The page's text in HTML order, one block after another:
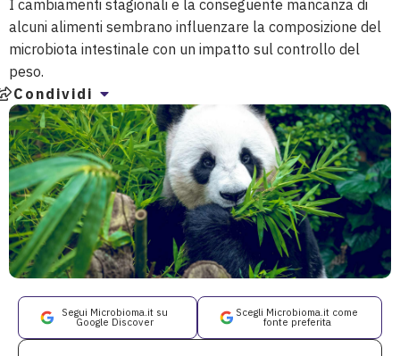
I cambiamenti stagionali e la conseguente mancanza di
alcuni alimenti sembrano influenzare la composizione del
microbiota intestinale con un impatto sul controllo del
peso.
Condividi
Segui Microbioma.it su
Google Discover
Scegli Microbioma.it come
fonte preferita